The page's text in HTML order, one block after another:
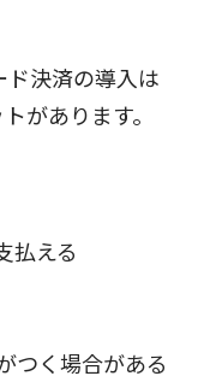
決済の導入は
があります。
払える
つく場合がある